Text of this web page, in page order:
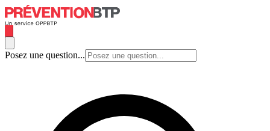
Posez une question...